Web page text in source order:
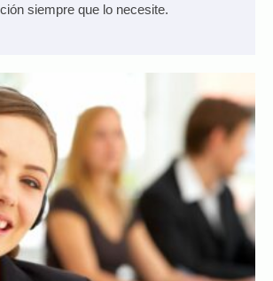
siempre que lo necesite.